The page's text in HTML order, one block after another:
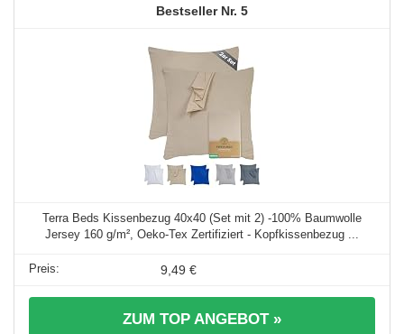
5
Terra Beds Kissenbezug 40x40 (Set mit 2) -100% Baumwolle
Jersey 160 g/m², Oeko-Tex Zertifiziert - Kopfkissenbezug ...
9,49 €
ZUM TOP ANGEBOT »